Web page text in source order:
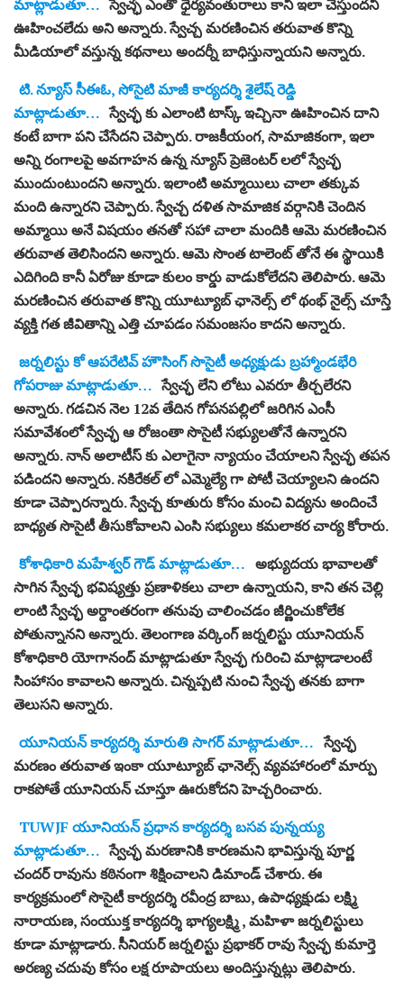
మాట్లాడుతూ… స్వేచ్ఛ ఎంతో ధైర్యవంతురాలు కానీ ఇలా చేస్తుందని
ఊహించలేదు అని అన్నారు. స్వేచ్చ మరణించిన తరువాత కొన్ని
మీడియాలో వస్తున్న కథనాలు అందర్నీ బాధిస్తున్నాయని అన్నారు.
టి. న్యూస్ సీఈఓ, సోసైటి మాజీ కార్యదర్శి శైలేష్ రెడ్డి
మాట్లాడుతూ… స్వేచ్ఛ కు ఎలాంటి టాస్క్ ఇచ్చినా ఊహించిన దాని
కంటే బాగా పని చేసేదని చెప్పారు. రాజకీయంగ, సామాజికంగా, ఇలా
అన్ని రంగాలపై అవగాహన ఉన్న న్యూస్ ప్రెజెంటర్ లలో స్వేచ్ఛ
ముందుంటుందని అన్నారు. ఇలాంటి అమ్మాయిలు చాలా తక్కువ
మంది ఉన్నారని చెప్పారు. స్వేచ్చ దళిత సామాజిక వర్గానికి చెందిన
అమ్మాయి అనే విషయం తనతో సహా చాలా మందికి ఆమె మరణించిన
తరువాత తెలిసిందని అన్నారు. ఆమె సొంత టాలెంట్ తోనే ఈ స్థాయికి
ఎదిగింది కానీ ఏరోజు కూడా కులం కార్డు వాడుకోలేదని తెలిపారు. ఆమె
మరణించిన తరువాత కొన్ని యూట్యూబ్ ఛానెల్స్ లో థంభ్ నైల్స్ చూస్తే
వ్యక్తి గత జీవితాన్ని ఎత్తి చూపడం సమంజసం కాదని అన్నారు.
జర్నలిస్టు కో ఆపరేటివ్ హౌసింగ్ సొసైటీ అధ్యక్షుడు బ్రహ్మాండభేరి
గోపరాజు మాట్లాడుతూ… స్వేచ్ఛ లేని లోటు ఎవరూ తీర్చలేరని
అన్నారు. గడచిన నెల 12వ తేదిన గోపనపల్లిలో జరిగిన ఎంసీ
సమావేశంలో స్వేచ్ఛ ఆ రోజంతా సొసైటీ సభ్యులతోనే ఉన్నారని
అన్నారు. నాన్ అలాటీస్ కు ఎలాగైనా న్యాయం చేయాలని స్వేచ్ఛ తపన
పడిందని అన్నారు. నకిరేకల్ లో ఎమ్మెల్యే గా పోటీ చెయ్యాలని ఉందని
కూడా చెప్పారన్నారు. స్వేచ్చ కూతురు కోసం మంచి విద్యను అందించే
బాధ్యత సొసైటీ తీసుకోవాలని ఎంసి సభ్యులు కమలాకర చార్య కోరారు.
కోశాధికారి మహేశ్వర్ గౌడ్ మాట్లాడుతూ… అభ్యుదయ భావాలతో
సాగిన స్వేచ్ఛ భవిష్యత్తు ప్రణాళికలు చాలా ఉన్నాయని, కాని తన చెల్లి
లాంటి స్వేచ్ఛ అర్దాంతరంగా తనువు చాలించడం జీర్ణించుకోలేక
పోతున్నానని అన్నారు. తెలంగాణ వర్కింగ్ జర్నలిస్టు యూనియన్
కోశాధికారి యోగానంద్ మాట్లాడుతూ స్వేచ్ఛ గురించి మాట్లాడాలంటే
సింహాసం కావాలని అన్నారు. చిన్నప్పటి నుంచి స్వేచ్ఛ తనకు బాగా
తెలుసని అన్నారు.
యూనియన్ కార్యదర్శి మారుతి సాగర్ మాట్లాడుతూ… స్వేచ్ఛ
మరణం తరువాత ఇంకా యూట్యూబ్ ఛానెల్స్ వ్యవహారంలో మార్పు
రాకపోతే యూనియన్ చూస్తూ ఊరుకోదని హెచ్చరించారు.
TUWJF యూనియన్ ప్రధాన కార్యదర్శి బసవ పున్నయ్య
మాట్లాడుతూ… స్వేచ్ఛ మరణానికి కారణమని భావిస్తున్న పూర్ణ
చందర్ రావును కఠినంగా శిక్షించాలని డిమాండ్ చేశారు. ఈ
కార్యక్రమంలో సొసైటీ కార్యదర్శి రవీంద్ర బాబు, ఉపాధ్యక్షుడు లక్ష్మి
నారాయణ, సంయుక్త కార్యదర్శి భాగ్యలక్ష్మి , మహిళా జర్నలిస్టులు
కూడా మాట్లాడారు. సీనియర్ జర్నలిస్టు ప్రభాకర్ రావు స్వేచ్ఛ కుమార్తె
అరణ్య చదువు కోసం లక్ష రూపాయలు అందిస్తున్నట్లు తెలిపారు.